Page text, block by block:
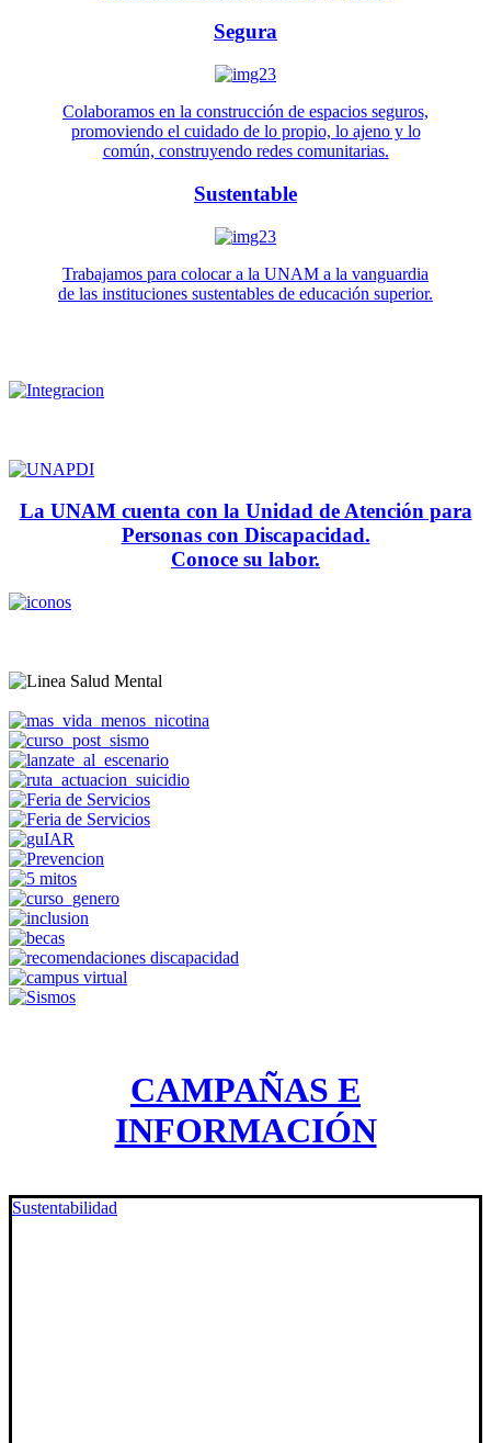
Segura
Colaboramos en la construcción de espacios seguros,
promoviendo el cuidado de lo propio, lo ajeno y lo
común, construyendo redes comunitarias.
Sustentable
Trabajamos para colocar a la UNAM a la vanguardia
de las instituciones sustentables de educación superior.
La UNAM cuenta con la Unidad de Atención para
Personas con Discapacidad.
Conoce su labor.
CAMPAÑAS E
INFORMACIÓN
Sustentabilidad